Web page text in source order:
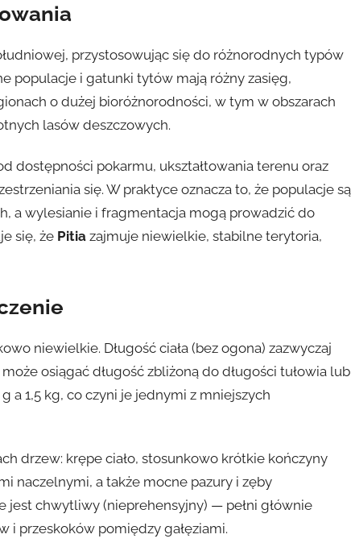
przystosowując się do różnorodnych typów
populacje i gatunki tytów mają różny zasięg,
o dużej bioróżnorodności, w tym w obszarach
lasów deszczowych.
dostępności pokarmu, ukształtowania terenu oraz
się. W praktyce oznacza to, że populacje są
a wylesianie i fragmentacja mogą prowadzić do
się, że Pitia zajmuje niewielkie, stabilne terytoria,
niewielkie. Długość ciała (bez ogona) zazwyczaj
osiągać długość zbliżoną do długości tułowia lub
a 1,5 kg, co czyni je jednymi z mniejszych
drzew: krępe ciało, stosunkowo krótkie kończyny
naczelnymi, a także mocne pazury i zęby
jest chwytliwy (nieprehensyjny) — pełni głównie
i przeskoków pomiędzy gałęziami.